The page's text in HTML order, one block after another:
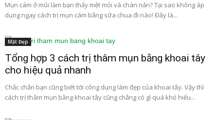
Mụn cám ở mũi làm bạn thấy mệt mỏi và chán nản? Tại sao không áp
dụng ngay cách trị mụn cám bằng sữa chua đi nào! Đây là...
Mặt Đẹp
Tổng hợp 3 cách trị thâm mụn bằng khoai tây
cho hiệu quả nhanh
Chắc chắn bạn cũng biết tới công dụng làm đẹp của khoai tây. Vậy thì
cách trị thâm mụn bằng khoai tây cũng chẳng có gì quá khó hiểu...